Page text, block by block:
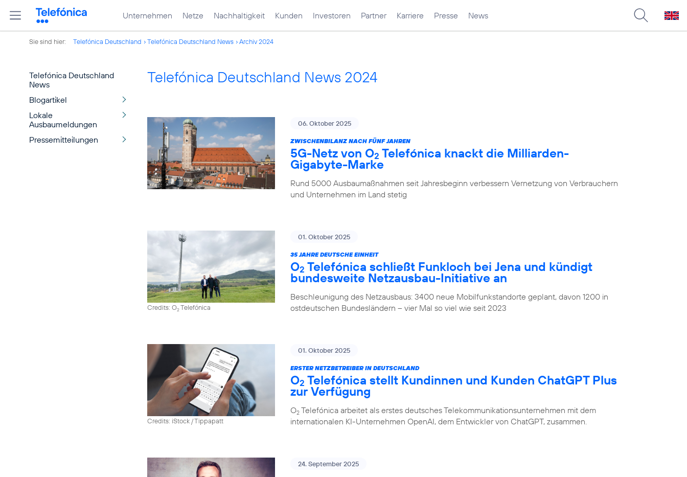
Unternehmen Netze Nachhaltigkeit Kunden Investoren Partner Karriere Presse News
Sie sind hier: Telefónica Deutschland Telefónica Deutschland News Archiv 2024
Telefónica Deutschland
News
Blogartikel
Lokale
Ausbaumeldungen
Pressemitteilungen
Telefónica Deutschland News 2024
06. Oktober 2025
ZWISCHENBILANZ NACH FÜNF JAHREN
5G-Netz von O2 Telefónica knackt die Milliarden-
Gigabyte-Marke
Rund 5000 Ausbaumaßnahmen seit Jahresbeginn verbessern Vernetzung von Verbrauchern
und Unternehmen im Land stetig
Credits: O2Telefónica
01. Oktober 2025
35 JAHRE DEUTSCHE EINHEIT
O2 Telefónica schließt Funkloch bei Jena und kündigt
bundesweite Netzausbau-Initiative an
Beschleunigung des Netzausbaus: 3400 neue Mobilfunkstandorte geplant, davon 1200 in
ostdeutschen Bundesländern – vier Mal so viel wie seit 2023
Credits: iStock / Tippapatt
01. Oktober 2025
ERSTER NETZBETREIBER IN DEUTSCHLAND
O2 Telefónica stellt Kundinnen und Kunden ChatGPT Plus
zur Verfügung
O2 Telefónica arbeitet als erstes deutsches Telekommunikationsunternehmen mit dem
internationalen KI-Unternehmen OpenAI, dem Entwickler von ChatGPT, zusammen.
24. September 2025